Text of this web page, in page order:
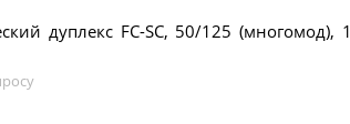
дуплекс FC-SC, 50/125 (многомод), 1